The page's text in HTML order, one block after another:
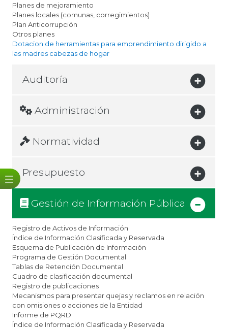
Planes de mejoramiento
Planes locales (comunas, corregimientos)
Plan Anticorrupción
Otros planes
Dotacion de herramientas para emprendimiento dirigido a
las madres cabezas de hogar
Auditoría
Administración
Normatividad
Presupuesto
Gestión de Información Pública
Registro de Activos de Información
Índice de Información Clasificada y Reservada
Esquema de Publicación de Información
Programa de Gestión Documental
Tablas de Retención Documental
Cuadro de clasificación documental
Registro de publicaciones
Mecanismos para presentar quejas y reclamos en relación
con omisiones o acciones de la Entidad
Informe de PQRD
Índice de Información Clasificada y Reservada